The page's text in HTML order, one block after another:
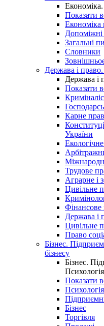
Економіка.
Показати
Економіка
Допоміжні
Загальні
Словники
Держава і
Держава і
Показати
Карне
України
Трудове
Аграрне і
Цивільне
Фінансове
Держава і
Цивільне
Право
Бізнес.
бізнесу
Бізнес.
Показати
Бізнес
Торгівля